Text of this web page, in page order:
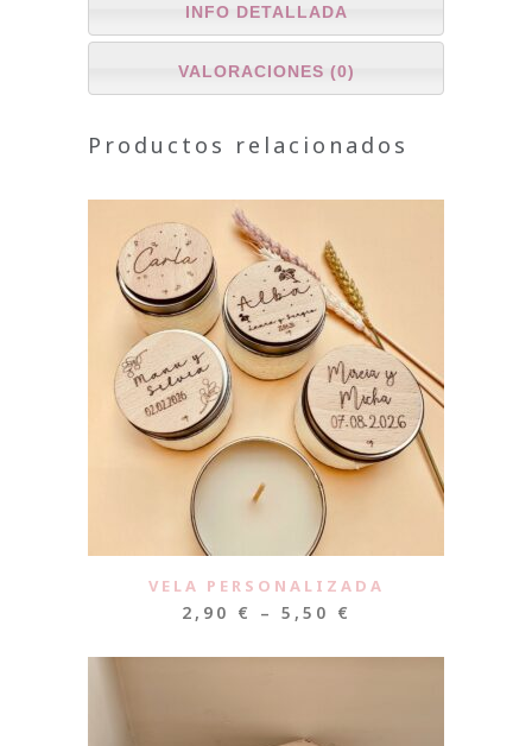
INFO DETALLADA
VALORACIONES (0)
Productos relacionados
VELA PERSONALIZADA
2,90 € – 5,50 €